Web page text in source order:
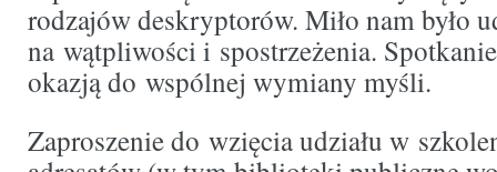
rodzajów deskryptorów. Miło nam było
na wątpliwości i spostrzeżenia.
okazją do wspólnej wymiany myśli.
Zaproszenie do wzięcia udziału w